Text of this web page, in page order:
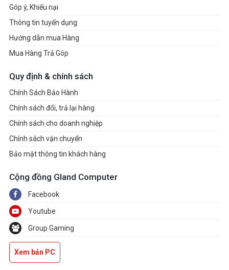
Góp ý, Khiếu nại
Thông tin tuyển dụng
Hướng dẫn mua Hàng
Mua Hàng Trả Góp
Quy định & chính sách
Chính Sách Bảo Hành
Chính sách đổi, trả lại hàng
Chính sách cho doanh nghiệp
Chính sách vận chuyển
Bảo mật thông tin khách hàng
Cộng đồng Gland Computer
Facebook
Youtube
Group Gaming
Xem bản PC